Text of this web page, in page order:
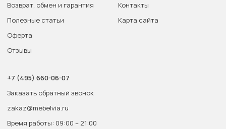
Возврат, обмен и гарантия
Полезные статьи
Оферта
Отзывы
Контакты
Карта сайта
+7 (495) 660-06-07
Заказать обратный звонок
zakaz@mebelvia.ru
Время работы: 09:00 – 21:00